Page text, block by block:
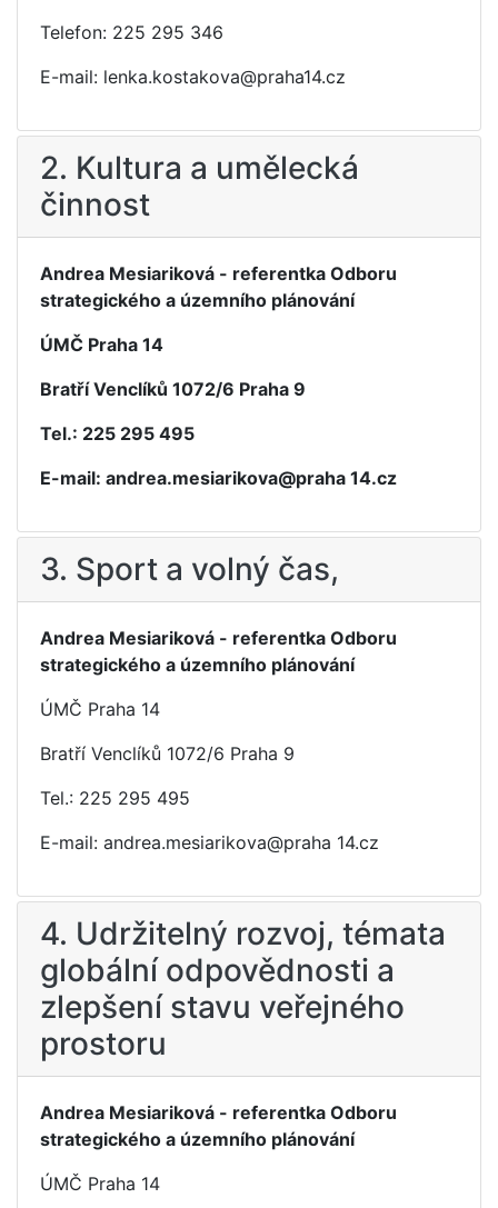
Telefon: 225 295 346
E-mail: lenka.kostakova@praha14.cz
2. Kultura a umělecká
činnost
Andrea Mesiariková - referentka Odboru
strategického a územního plánování
ÚMČ Praha 14
Bratří Venclíků 1072/6 Praha 9
Tel.: 225 295 495
E-mail: andrea.mesiarikova@praha 14.cz
3. Sport a volný čas,
Andrea Mesiariková - referentka Odboru
strategického a územního plánování
ÚMČ Praha 14
Bratří Venclíků 1072/6 Praha 9
Tel.: 225 295 495
E-mail: andrea.mesiarikova@praha 14.cz
4. Udržitelný rozvoj, témata
globální odpovědnosti a
zlepšení stavu veřejného
prostoru
Andrea Mesiariková - referentka Odboru
strategického a územního plánování
ÚMČ Praha 14